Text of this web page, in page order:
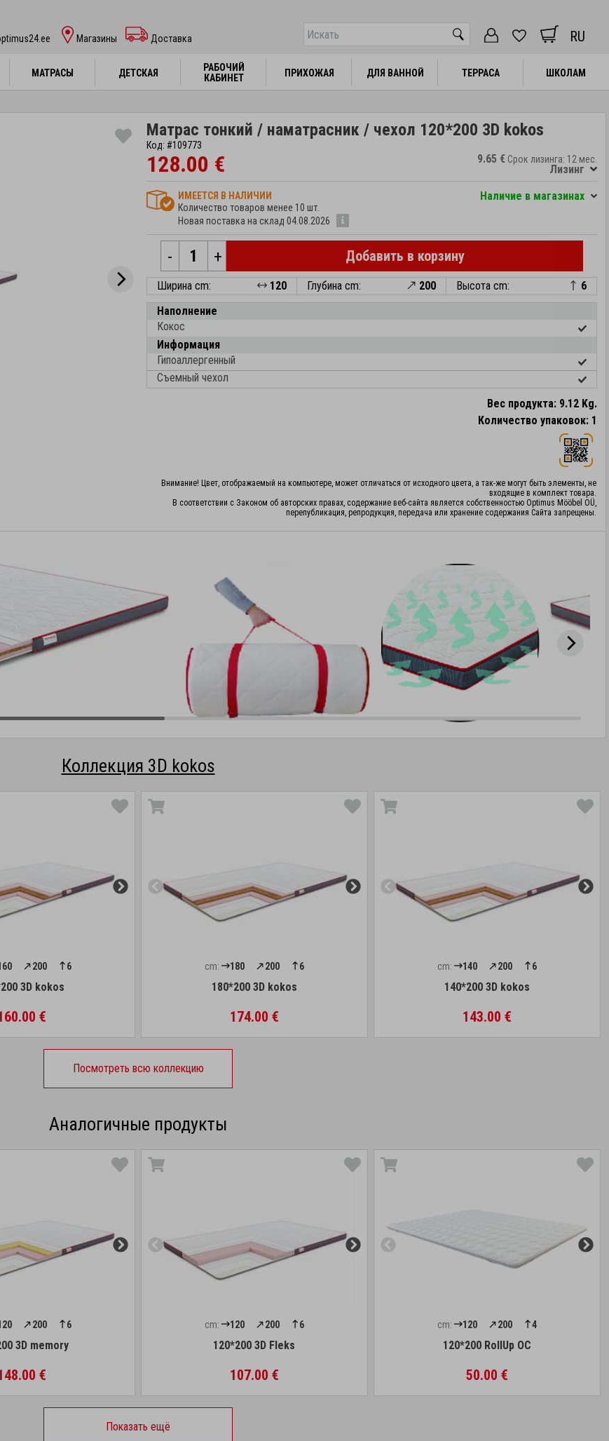
Магазины Доставка RU
МАТРАСЫ ДЕТСКАЯ
РАБОЧИЙ
КАБИНЕТ
ПРИХОЖАЯ ДЛЯ ВАННОЙ ТЕРРАСА ШКОЛАМ
МАТРАСЫ ДЕТСКАЯ
РАБОЧИЙ
КАБИНЕТ
ПРИХОЖАЯ ДЛЯ ВАННОЙ ТЕРРАСА ШКОЛАМ
Матрас тонкий / наматрасник / чехол 120*200 3D kokos
Код: #109773
128.00 € 9.65 € Срок лизинга: 12 мес.
Лизинг
ИМЕЕТСЯ В НАЛИЧИИ
Количество товаров менее 10 шт.
Новая поставка на склад 04.08.2026
Hаличие в магазинах
- + Добавить в корзину
Ширина cm: 120 Глубина cm: 200 Высота cm:
6
Наполнение
Кокос
Информация
Гипоаллергенный
Съемный чехол
Вес продукта: 9.12 Kg.
Количество упаковок: 1
Внимание! Цвет, отображаемый на компьютере, может отличаться от исходного цвета, а так-же могут быть элементы, не
входящие в комплект товара.
В соответствии с Законом об авторских правах, содержание веб-сайта является собственностью Optimus Mööbel OÜ,
перепубликация, репродукция, передача или хранение содержания Сайта запрещены.
Коллекция 3D kokos
200 6
3D kokos
€
cm: 180 200 6
180*200 3D kokos
174.00 €
cm: 140 200 6
140*200 3D kokos
143.00 €
Посмотреть всю коллекцию
Аналогичные продукты
200 6
3D memory
€
cm: 120 200 6
120*200 3D Fleks
107.00 €
cm: 120 200 4
120*200 RollUp OC
50.00 €
Показать ещё